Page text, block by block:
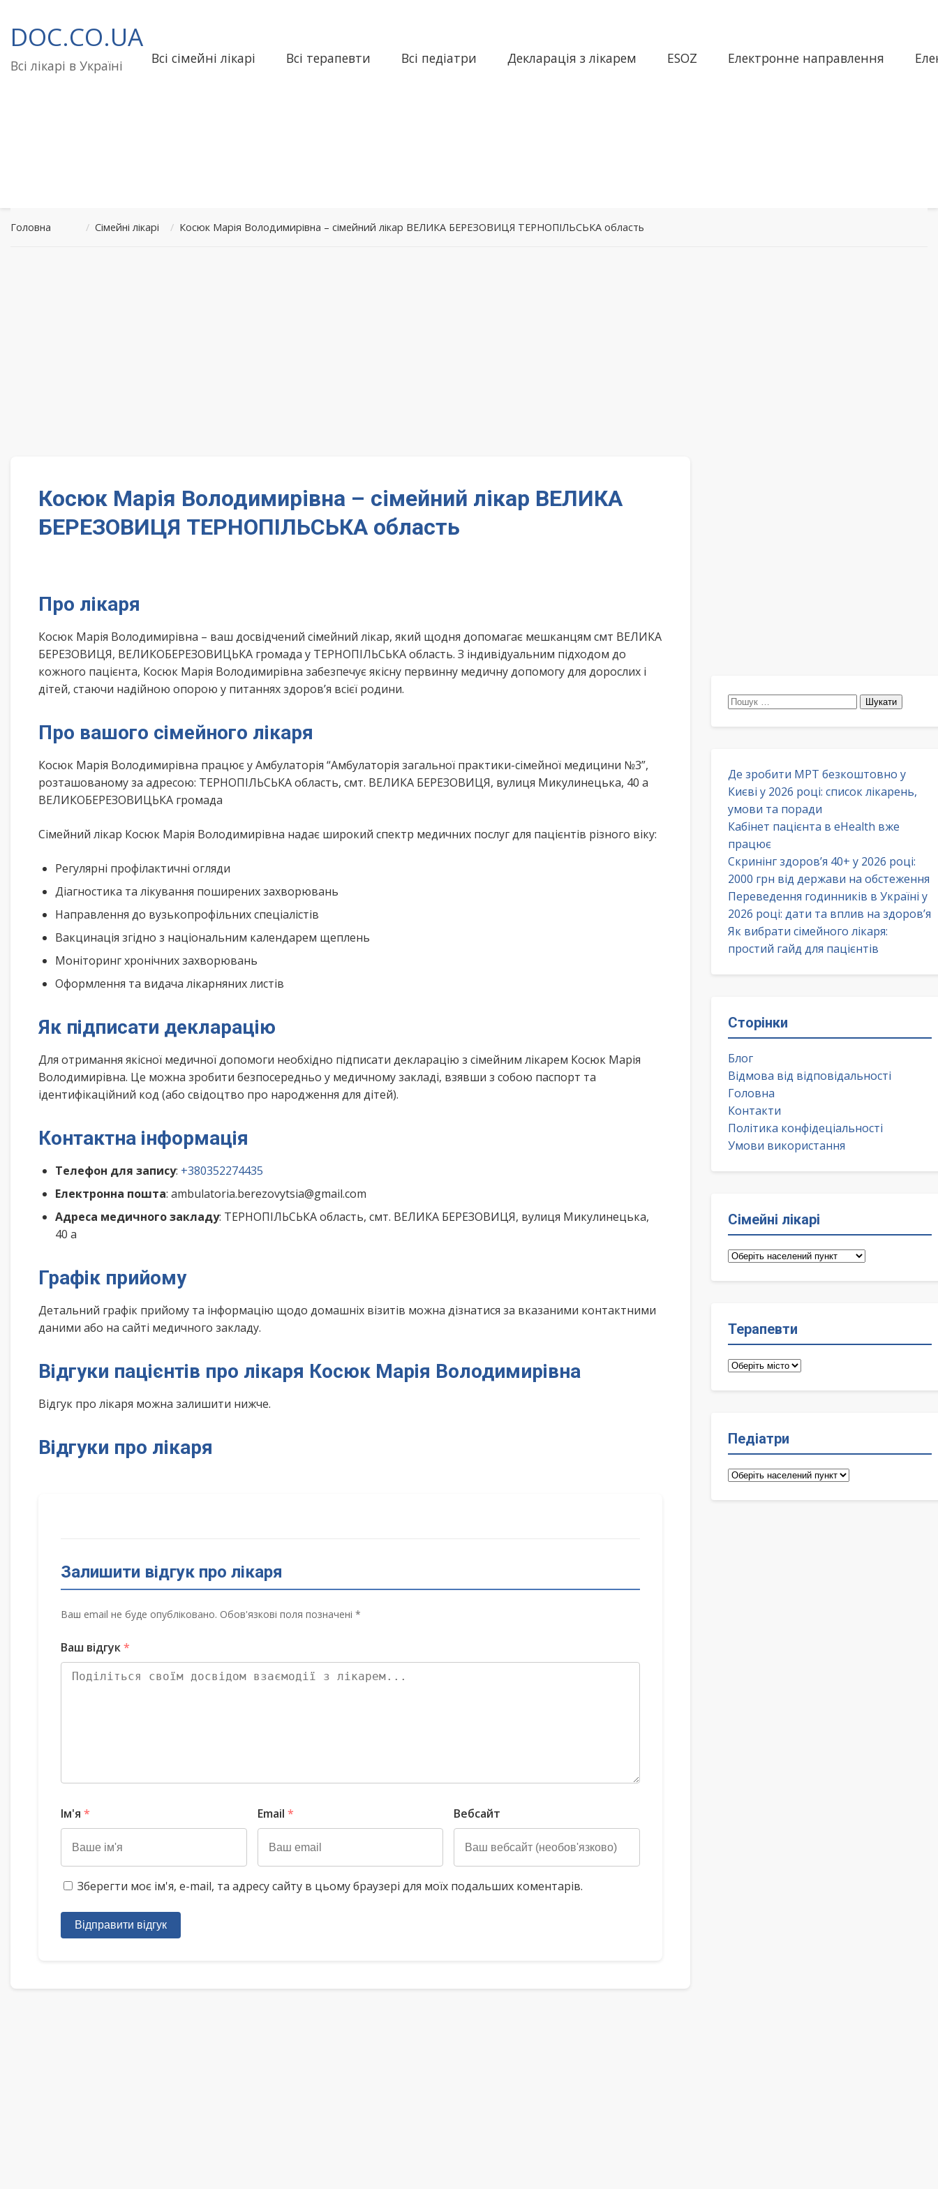
до
вмісту
DOC.CO.UA
Всі лікарі в Україні Всі сімейні лікарі Всі терапевти Всі педіатри Декларація з лікарем ESOZ Електронне направлення
Головна / Сімейні лікарі / Косюк Марія Володимирівна – сімейний лікар ВЕЛИКА БЕРЕЗОВИЦЯ ТЕРНОПІЛЬСЬКА область
Косюк Марія Володимирівна – сімейний лікар ВЕЛИКА
БЕРЕЗОВИЦЯ ТЕРНОПІЛЬСЬКА область
Про лікаря
Косюк Марія Володимирівна – ваш досвідчений сімейний лікар, який щодня допомагає мешканцям смт ВЕЛИКА
БЕРЕЗОВИЦЯ, ВЕЛИКОБЕРЕЗОВИЦЬКА громада у ТЕРНОПІЛЬСЬКА область. З індивідуальним підходом до
кожного пацієнта, Косюк Марія Володимирівна забезпечує якісну первинну медичну допомогу для дорослих і
дітей, стаючи надійною опорою у питаннях здоров’я всієї родини.
Про вашого сімейного лікаря
Косюк Марія Володимирівна працює у Амбулаторія “Амбулаторія загальної практики-сімейної медицини №3”,
розташованому за адресою: ТЕРНОПІЛЬСЬКА область, смт. ВЕЛИКА БЕРЕЗОВИЦЯ, вулиця Микулинецька, 40 а
ВЕЛИКОБЕРЕЗОВИЦЬКА громада
Сімейний лікар Косюк Марія Володимирівна надає широкий спектр медичних послуг для пацієнтів різного віку:
Регулярні профілактичні огляди
Діагностика та лікування поширених захворювань
Направлення до вузькопрофільних спеціалістів
Вакцинація згідно з національним календарем щеплень
Моніторинг хронічних захворювань
Оформлення та видача лікарняних листів
Як підписати декларацію
Для отримання якісної медичної допомоги необхідно підписати декларацію з сімейним лікарем Косюк Марія
Володимирівна. Це можна зробити безпосередньо у медичному закладі, взявши з собою паспорт та
ідентифікаційний код (або свідоцтво про народження для дітей).
Контактна інформація
Телефон для запису: +380352274435
Електронна пошта: ambulatoria.berezovytsia@gmail.com
Адреса медичного закладу: ТЕРНОПІЛЬСЬКА область, смт. ВЕЛИКА БЕРЕЗОВИЦЯ, вулиця Микулинецька,
40 а
Графік прийому
Детальний графік прийому та інформацію щодо домашніх візитів можна дізнатися за вказаними контактними
даними або на сайті медичного закладу.
Відгуки пацієнтів про лікаря Косюк Марія Володимирівна
Відгук про лікаря можна залишити нижче.
Відгуки про лікаря
Залишити відгук про лікаря
Ваш email не буде опубліковано. Обов'язкові поля позначені *
Ваш відгук*
Ім'я * Email * Вебсайт
Зберегти моє ім'я, e-mail, та адресу сайту в цьому браузері для моїх подальших коментарів.
Відправити відгук
Пошук:
Де зробити МРТ безкоштовно у
Києві у 2026 році: список лікарень,
умови та поради
Кабінет пацієнта в eHealth вже
працює
Скринінг здоров’я 40+ у 2026 році:
2000 грн від держави на обстеження
Переведення годинників в Україні у
2026 році: дати та вплив на здоров’я
Як вибрати сімейного лікаря:
простий гайд для пацієнтів
Сторінки
Блог
Відмова від відповідальності
Головна
Контакти
Політика конфідеціальності
Умови використання
Сімейні лікарі
Сімейні
Терапевти
Терапевти
Педіатри
Педіатри